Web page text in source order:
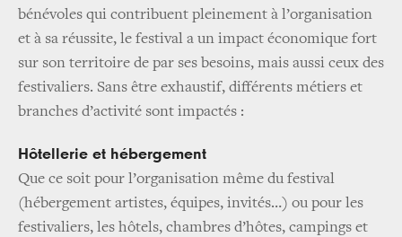
bénévoles qui contribuent pleinement à l’organisation
et à sa réussite, le festival a un impact économique fort
sur son territoire de par ses besoins, mais aussi ceux des
festivaliers. Sans être exhaustif, différents métiers et
branches d’activité sont impactés :
Hôtellerie et hébergement
Que ce soit pour l’organisation même du festival
(hébergement artistes, équipes, invités…) ou pour les
festivaliers, les hôtels, chambres d’hôtes, campings et